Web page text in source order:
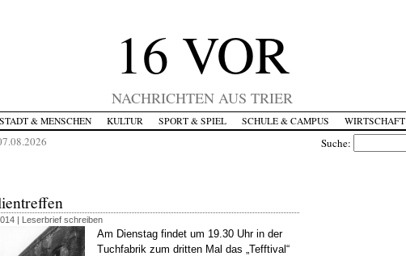
16 VOR
NACHRICHTEN AUS TRIER
STADT & MENSCHEN KULTUR SPORT & SPIEL SCHULE & CAMPUS WIRTSCHAFT
Suche:
| Leserbrief schreiben
Am Dienstag findet um 19.30 Uhr in der
Tuchfabrik zum dritten Mal das „Tefftival“